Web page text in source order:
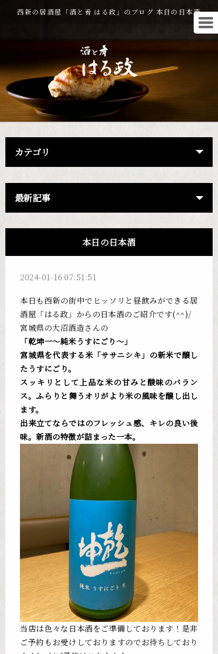
西新の居酒屋「酒と肴 はる政」のブログ 本日の日本酒
カテゴリ
最新記事
本日の日本酒
2024-01-16 07:51:51
本日も西新の街中でヒッソリと昼飲みができる居
酒屋「はる政」からの日本酒のご紹介です(^^)/
宮城県の大沼酒造さんの
「乾坤一～純米うすにごり～」
宮城県を代表する米「ササニシキ」の新米で醸し
たうすにごり。
スッキリとして上品な米の甘みと酸味のバラン
ス。ふらりと舞うオリがより米の風味を醸し出し
ます。
出来立てならではのフレッシュ感、キレの良い後
味。新酒の特徴が詰まった一本。
当店は色々な日本酒をご準備しております！是非
ご予約もお受けしておりますのでお待ちしており